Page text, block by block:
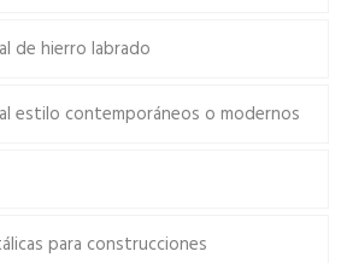
de hierro labrado
estilo contemporáneos o modernos
para construcciones